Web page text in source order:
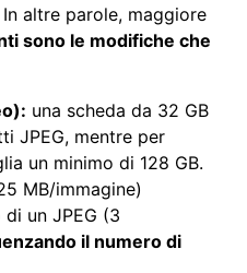
altre parole, maggiore
sono le modifiche che
una scheda da 32 GB
JPEG, mentre per
un minimo di 128 GB.
MB/immagine)
un JPEG (3
il numero di